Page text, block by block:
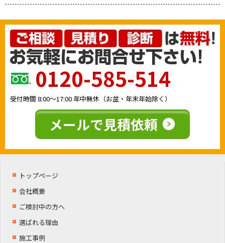
0120-585-514
受付時間 8:00〜17:00年中無休（お盆・年末年始除く）
メールで見積依頼
トップページ
会社概要
ご検討中の方へ
選ばれる理由
施工事例